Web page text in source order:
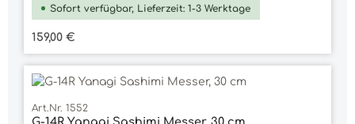
Sofort verfügbar, Lieferzeit: 1-3 Werktage
Regulärer Preis:
159,00 €
Art.Nr. 1552
G-14R Yanagi Sashimi Messer, 30 cm